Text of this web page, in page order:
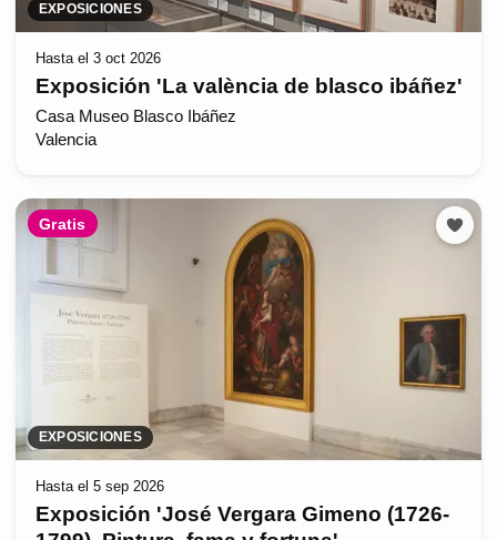
EXPOSICIONES
Hasta el 3 oct 2026
Exposición 'La valència de blasco ibáñez'
Casa Museo Blasco Ibáñez
Valencia
Gratis
EXPOSICIONES
Hasta el 5 sep 2026
Exposición 'José Vergara Gimeno (1726-